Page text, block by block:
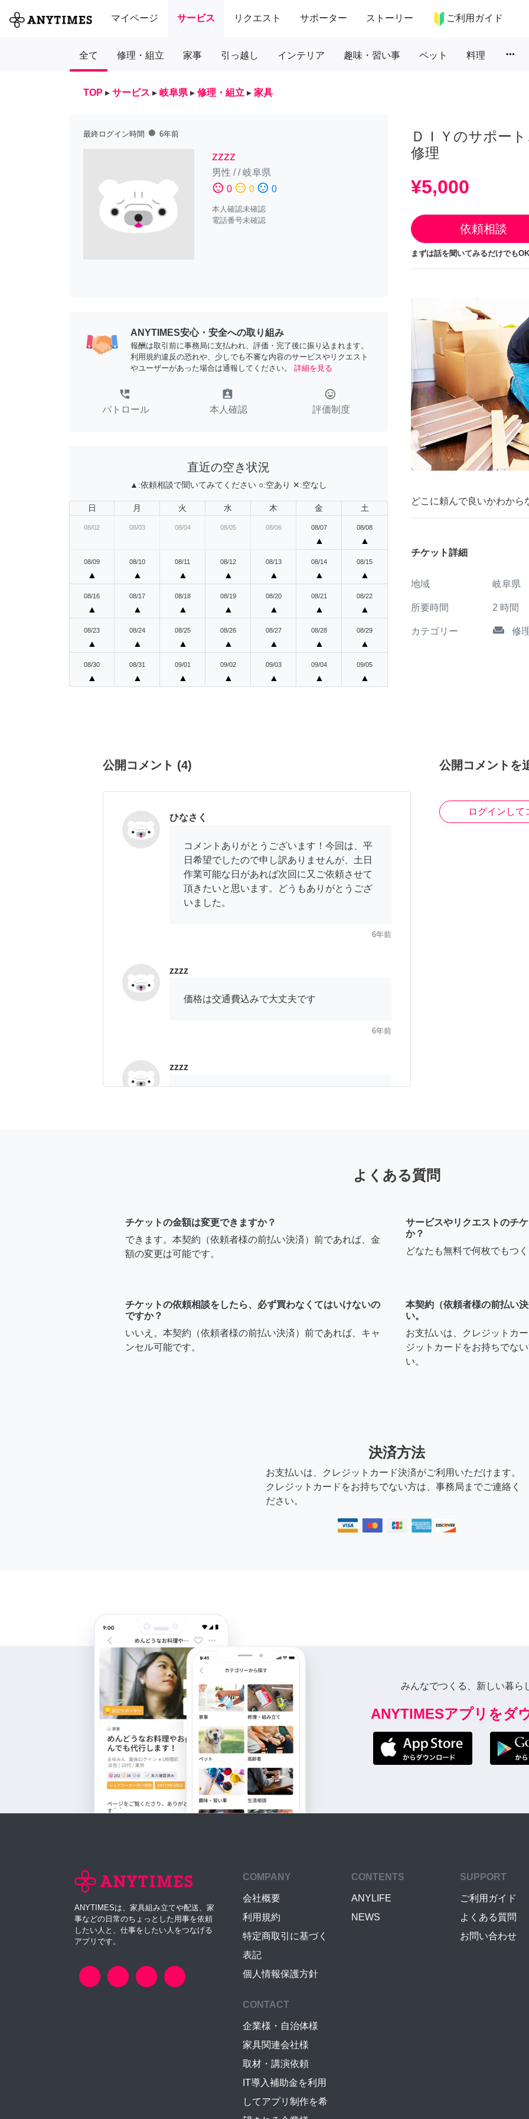
マイページ サービス リクエスト サポーター ストーリー ご利用ガイド
全て 修理・組立 家事 引っ越し インテリア 趣味・習い事 ペット 料理 more_horiz
TOP ▸ サービス ▸ 岐阜県 ▸ 修理・組立 ▸ 家具
最終ログイン時間 fiber_manual_record 6年前
zzzz
男性 //岐阜県
sentiment_satisfied 0 sentiment_neutral 0 sentiment_dissatisfied 0
本人確認未確認
電話番号未確認
ANYTIMES安心・安全への取り組み
報酬は取引前に事務局に支払われ、評価・完了後に振り込まれます。
利用規約違反の恐れや、少しでも不審な内容のサービスやリクエスト
やユーザーがあった場合は通報してください。
詳細を見る
perm_phone_msg
パトロール
assignment_ind
本人確認
tag_faces
評価制度
直近の空き状況
▲:依頼相談で聞いてみてください ○:空あり ✕:空なし
日 月 火 水 木 金 土
08/02 08/03 08/04 08/05 08/06 08/07
▲
08/08
▲
08/09
▲
08/10
▲
08/11
▲
08/12
▲
08/13
▲
08/14
▲
08/15
▲
08/16
▲
08/17
▲
08/18
▲
08/19
▲
08/20
▲
08/21
▲
08/22
▲
08/23
▲
08/24
▲
08/25
▲
08/26
▲
08/27
▲
08/28
▲
08/29
▲
08/30
▲
08/31
▲
09/01
▲
09/02
▲
09/03
▲
09/04
▲
09/05
▲
ＤＩＹのサポー
修理
¥5,000
依頼相談
まずは話を聞いてみるだけでも
arrow_back_iosPrevious
どこに頼んで良いかわから
チケット詳細
地域 岐阜県
所要時間 2 時間
カテゴリー weekend 修
公開コメント (4)
ひなさく
コメントありがとうございます！今回は、平
日希望でしたので申し訳ありませんが、土日
作業可能な日があれば次回に又ご依頼させて
頂きたいと思います。どうもありがとうござ
いました。
6年前
zzzz
価格は交通費込みで大丈夫です
6年前
zzzz
ッド、デスク、テレビ台の3点)の組み立の依
頼を検討させて頂いております。ちなみに、
家具1点に付きお礼は5,000円(交通費別)でし
公開コメントを
ログインして
よくある質問
チケットの金額は変更できますか？
できます。本契約（依頼者様の前払い決済）前であれば、金
額の変更は可能です。
サービスやリクエストのチ
か？
どなたも無料で何枚でもつ
チケットの依頼相談をしたら、必ず買わなくてはいけないの
ですか？
いいえ。本契約（依頼者様の前払い決済）前であれば、キャ
ンセル可能です。
本契約（依頼者様の前払い
い。
お支払いは、クレジットカ
ジットカードをお持ちでな
い。
決済方法
お支払いは、クレジットカード決済がご利用いただけます。
クレジットカードをお持ちでない方は、事務局までご連絡く
ださい。
みんなでつくる、新しい暮ら
ANYTIMESアプリをダ
ANYTIMESは、家具組み立てや配送、家
事などの日常のちょっとした用事を依頼
したい人と、仕事をしたい人をつなげる
アプリです。
COMPANY
会社概要
利用規約
特定商取引に基づく
表記
個人情報保護方針
CONTENTS
ANYLIFE
NEWS
SUPPORT
ご利用ガイド
よくある質問
お問い合わせ
CONTACT
企業様・自治体様
家具関連会社様
取材・講演依頼
IT導入補助金を利用
してアプリ制作を希